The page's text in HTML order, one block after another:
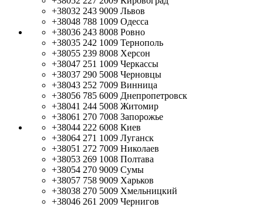
+38032 243 9009 Львов
+38048 788 1009 Одесса
+38036 243 8008 Ровно
+38035 242 1009 Тернополь
+38055 239 8008 Херсон
+38047 251 1009 Черкассы
+38037 290 5008 Черновцы
+38043 252 7009 Винница
+38056 785 6009 Днепропетровск
+38041 244 5008 Житомир
+38061 270 7008 Запорожье
+38044 222 6008 Киев
+38064 271 1009 Луганск
+38051 272 7009 Николаев
+38053 269 1008 Полтава
+38054 270 9009 Сумы
+38057 758 9009 Харьков
+38038 270 5009 Хмельницкий
+38046 261 2009 Чернигов